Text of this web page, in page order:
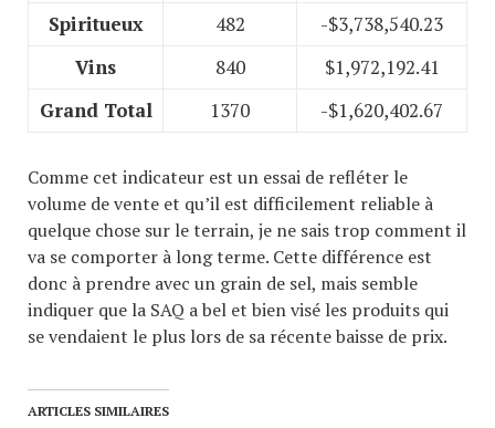
Spiritueux 482
-$3,738,540.23
Vins
840
$1,972,192.41
Grand Total
1370 -$1,620,402.67
Comme cet indicateur est un essai de refléter le
volume de vente et qu’il est difficilement reliable à
quelque chose sur le terrain, je ne sais trop comment il
va se comporter à long terme. Cette différence est
donc à prendre avec un grain de sel, mais semble
indiquer que la SAQ a bel et bien visé les produits qui
se vendaient le plus lors de sa récente baisse de prix.
ARTICLES SIMILAIRES